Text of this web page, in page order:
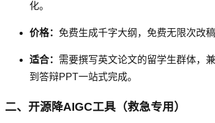
化。
价格： 免费生成千字大纲，免费无限次改
适合： 需要撰写英文论文的留学生群体，
到答辩PPT一站式完成。
二、开源降AIGC工具（救急专用）